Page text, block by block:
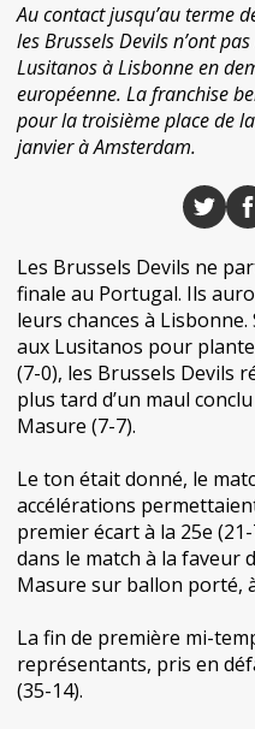
Au contact jusqu’au terme
les Brussels Devils n’ont
Lusitanos à Lisbonne en
européenne. La franchise
pour la troisième place de
janvier à Amsterdam.
Les Brussels Devils ne
finale au Portugal. Ils
leurs chances à
aux Lusitanos pour
(7-0), les Brussels Devils
plus tard d’un maul
Masure (7-7).
Le ton était donné, le
accélérations
premier écart à la 25e
dans le match à la faveur
Masure sur ballon porté,
La fin de première mi-
représentants, pris en
(35-14).